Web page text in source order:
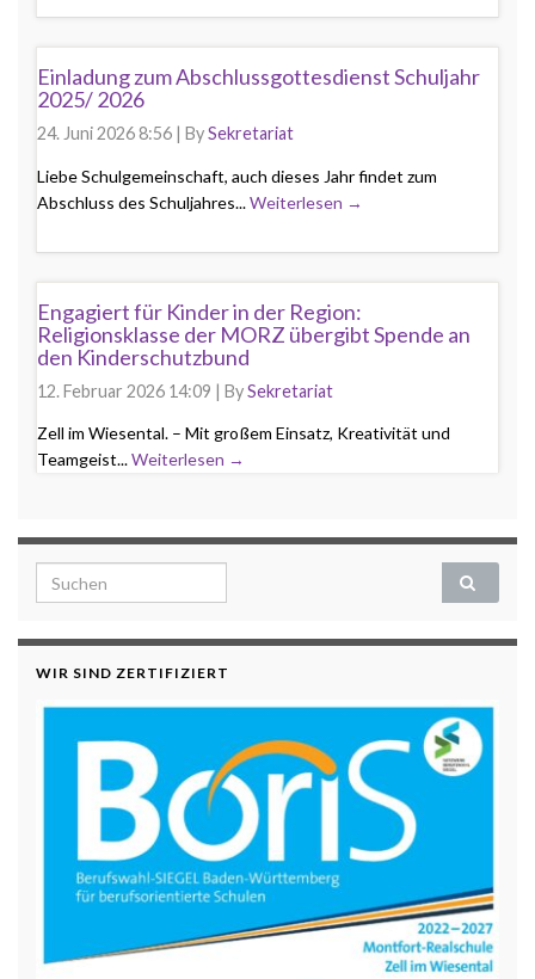
Einladung zum Abschlussgottesdienst Schuljahr
2025/ 2026
24. Juni 2026 8:56 BySekretariat
Liebe Schulgemeinschaft, auch dieses Jahr findet zum
Abschluss des Schuljahres...Weiterlesen →
Engagiert für Kinder in der Region:
Religionsklasse der MORZ übergibt Spende an
den Kinderschutzbund
12. Februar 2026 14:09 | BySekretariat
Zell im Wiesental. – Mit großem Einsatz, Kreativität und
Teamgeist...Weiterlesen →
Search for:
WIR SIND ZERTIFIZIERT